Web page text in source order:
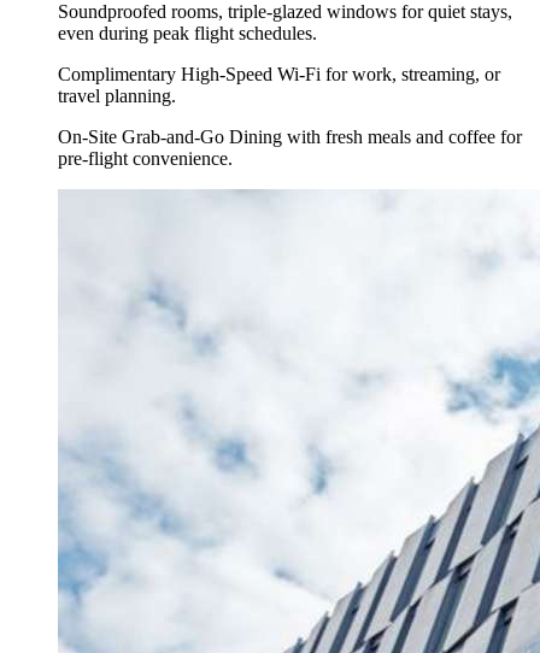
Soundproofed rooms, triple-glazed windows for quiet stays,
even during peak flight schedules.
Complimentary High-Speed Wi-Fi for work, streaming, or
travel planning.
On-Site Grab-and-Go Dining with fresh meals and coffee for
pre-flight convenience.